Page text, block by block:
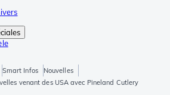
Smart Infos
Nouvelles
venant des USA avec Pineland Cutlery